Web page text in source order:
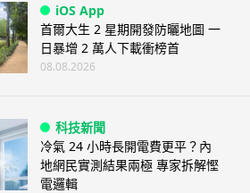
iOS App
首爾大生 2 星期開發防曬地圖 一
日暴增 2 萬人下載衝榜首
08.08.2026
科技新聞
冷氣 24 小時長開電費更平？內
地網民實測結果兩極 專家拆解慳
電邏輯